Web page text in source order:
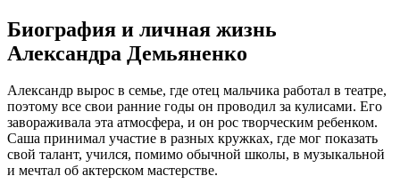
Биография и личная жизнь
Александра Демьяненко
Александр вырос в семье, где отец мальчика работал в театре,
поэтому все свои ранние годы он проводил за кулисами. Его
завораживала эта атмосфера, и он рос творческим ребенком.
Саша принимал участие в разных кружках, где мог показать
свой талант, учился, помимо обычной школы, в музыкальной
и мечтал об актерском мастерстве.